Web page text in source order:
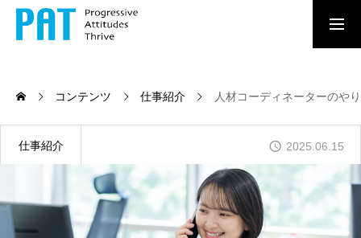
あなたの持ち味が、 誰かの力になる。
ATTRACTIONS
パットコーポレーションで働く魅力
コンテンツ 仕事紹介 人材コーディネーターのや
仕事紹介 2025.06.15